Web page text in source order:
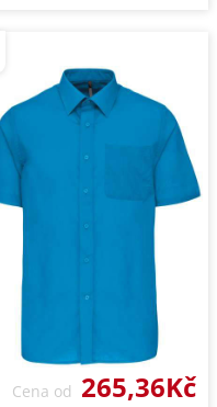
Cena od 265,36Kč